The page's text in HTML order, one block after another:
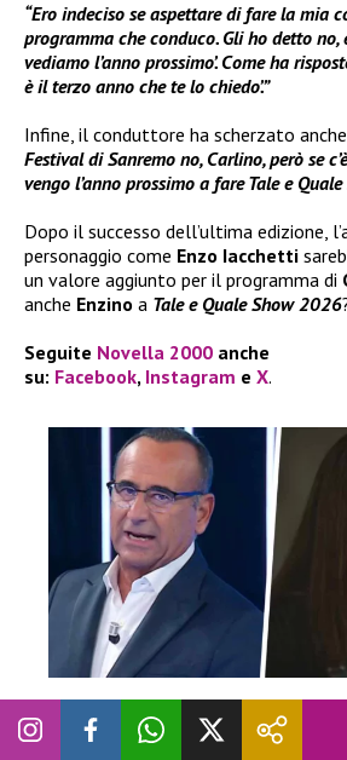
“Ero indeciso se aspettare di fare la mia
programma che conduco. Gli ho detto no,
vediamo l’anno prossimo’. Come ha
è il terzo anno che te lo chiedo’.”
Infine, il conduttore ha scherzato
Festival di Sanremo no, Carlino, però se
vengo l’anno prossimo a fare Tale e Quale
Dopo il successo dell’ultima edizione,
personaggio come Enzo Iacchetti
un valore aggiunto per il programma di
anche Enzino a Tale e Quale Show 2026
Seguite Novella 2000 anche
su: Facebook, Instagram e X.
Tale e Quale Show sfida